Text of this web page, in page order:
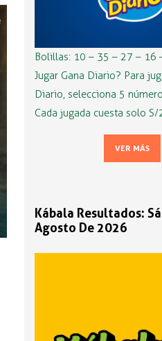
Bolillas: 10 – 35 – 27 – 16
Jugar Gana Diario? Para
Diario, selecciona 5
Cada jugada cuesta solo S/
VER MÁS
Kábala Resultados:
Agosto De 2026